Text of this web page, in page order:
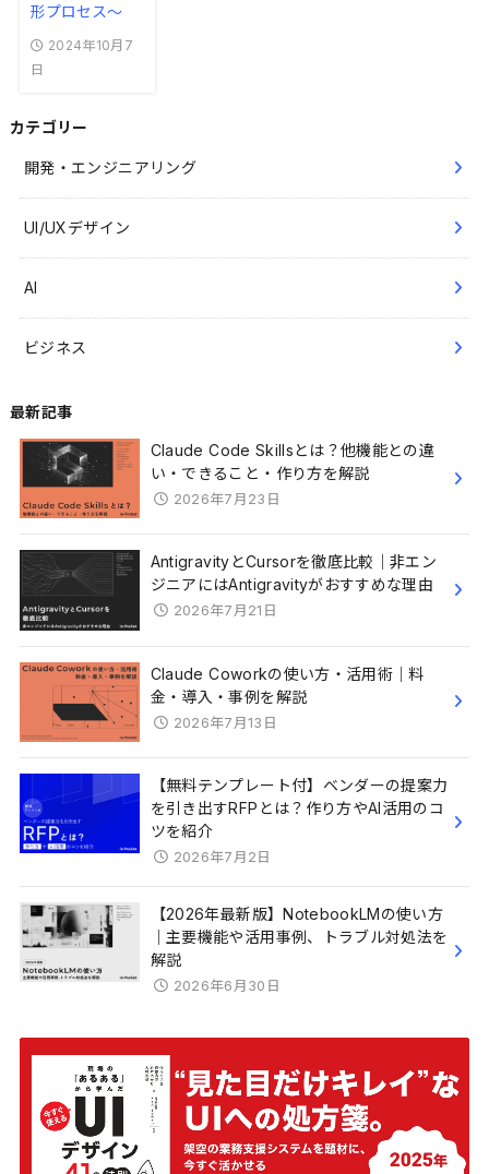
形プロセス〜
2024年10月7
日
カテゴリー
開発・エンジニアリング
UI/UXデザイン
AI
ビジネス
最新記事
Claude Code Skillsとは？他機能との違
い・できること・作り方を解説
2026年7月23日
AntigravityとCursorを徹底比較｜非エン
ジニアにはAntigravityがおすすめな理由
2026年7月21日
Claude Coworkの使い方・活用術｜料
金・導入・事例を解説
2026年7月13日
【無料テンプレート付】ベンダーの提案力
を引き出すRFPとは？作り方やAI活用のコ
ツを紹介
2026年7月2日
【2026年最新版】NotebookLMの使い方
｜主要機能や活用事例、トラブル対処法を
解説
2026年6月30日